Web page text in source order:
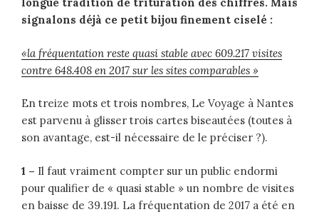
signalons déjà ce petit bijou finement ciselé :
«la fréquentation reste quasi stable avec 609.217 visites
contre 648.408 en 2017 sur les sites comparables »
En treize mots et trois nombres, Le Voyage à Nantes
est parvenu à glisser trois cartes biseautées (toutes à
son avantage, est-il nécessaire de le préciser ?).
1 – Il faut vraiment compter sur un public endormi
pour qualifier de « quasi stable » un nombre de visites
en baisse de 39.191. La fréquentation de 2017 a été en